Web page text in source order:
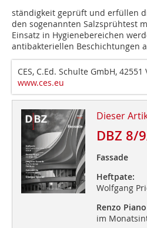
ständigkeit geprüft und erfüllen
den sogenannten Salzsprühtest
Einsatz in Hygienebereichen
antibakteriellen Beschichtungen
CES, C.Ed. Schulte GmbH,
www.ces.eu
Dieser
DBZ 8/
Fassade
Heftpate:
Wolfgang
Renzo Piano
im